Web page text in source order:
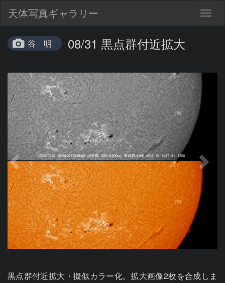
天体写真ギャラリー
谷 明 08/31 黒点群付近拡大
黒点群付近拡大・擬似カラー化。拡大画像2枚を合成しま